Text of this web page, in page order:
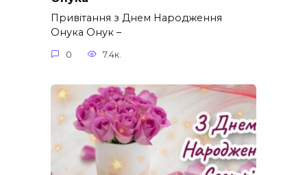
Привітання з Днем Народження
Онука Онук –
0 7.4к.